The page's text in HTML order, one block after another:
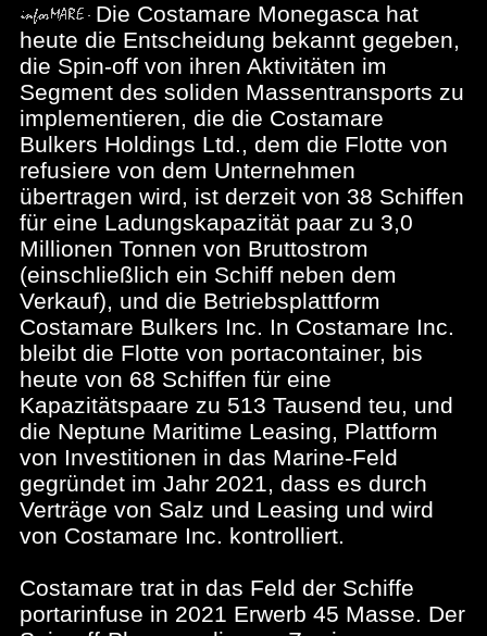
Die Costamare Monegasca hat
heute die Entscheidung bekannt gegeben,
die Spin-off von ihren Aktivitäten im
Segment des soliden Massentransports zu
implementieren, die die Costamare
Bulkers Holdings Ltd., dem die Flotte von
refusiere von dem Unternehmen
übertragen wird, ist derzeit von 38 Schiffen
für eine Ladungskapazität paar zu 3,0
Millionen Tonnen von Bruttostrom
(einschließlich ein Schiff neben dem
Verkauf), und die Betriebsplattform
Costamare Bulkers Inc. In Costamare Inc.
bleibt die Flotte von portacontainer, bis
heute von 68 Schiffen für eine
Kapazitätspaare zu 513 Tausend teu, und
die Neptune Maritime Leasing, Plattform
von Investitionen in das Marine-Feld
gegründet im Jahr 2021, dass es durch
Verträge von Salz und Leasing und wird
von Costamare Inc. kontrolliert.
Costamare trat in das Feld der Schiffe
portarinfuse in 2021 Erwerb 45 Masse. Der